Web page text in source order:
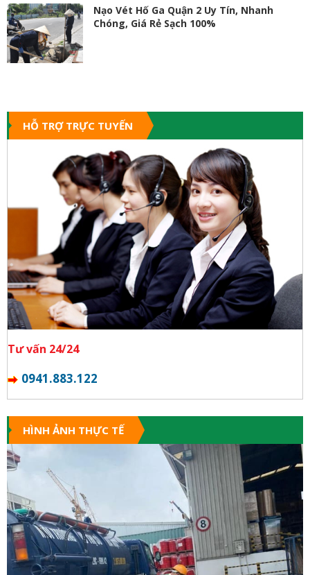
Nạo Vét Hố Ga Quận 2 Uy Tín, Nhanh
Chóng, Giá Rẻ Sạch 100%
HỖ TRỢ TRỰC TUYẾN
Tư vấn 24/24
0941.883.122
HÌNH ẢNH THỰC TẾ